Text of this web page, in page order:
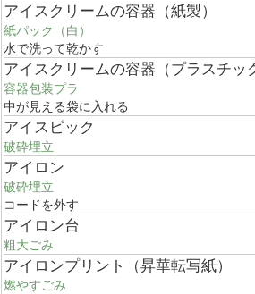
アイスクリームの容器（紙製）
紙パック（白）
水で洗って乾かす
アイスクリームの容器（プラスチッ
容器包装プラ
中が見える袋に入れる
アイスピック
破砕埋立
アイロン
破砕埋立
コードを外す
アイロン台
粗大ごみ
アイロンプリント（昇華転写紙）
燃やすごみ